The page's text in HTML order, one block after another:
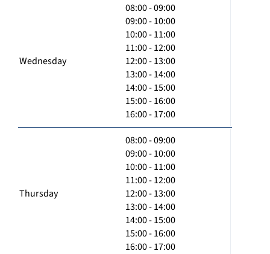
Wednesday
08:00 - 09:00
09:00 - 10:00
10:00 - 11:00
11:00 - 12:00
12:00 - 13:00
13:00 - 14:00
14:00 - 15:00
15:00 - 16:00
16:00 - 17:00
Thursday
08:00 - 09:00
09:00 - 10:00
10:00 - 11:00
11:00 - 12:00
12:00 - 13:00
13:00 - 14:00
14:00 - 15:00
15:00 - 16:00
16:00 - 17:00